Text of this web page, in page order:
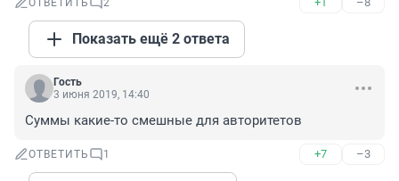
ОТВЕТИТЬ 2
Показать ещё 2 ответа
Гость
3 июня 2019, 14:40
Суммы какие-то смешные для авторитетов
ОТВЕТИТЬ 1 +7 –3